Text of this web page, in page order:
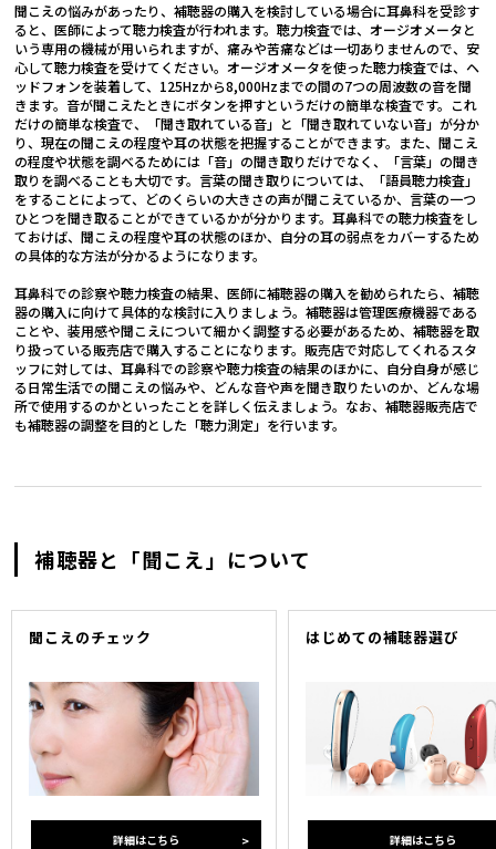
聞こえの悩みがあったり、補聴器の購入を検討している場合に耳鼻科を受診す
ると、医師によって聴力検査が行われます。聴力検査では、オージオメータと
いう専用の機械が用いられますが、痛みや苦痛などは一切ありませんので、安
心して聴力検査を受けてください。オージオメータを使った聴力検査では、ヘ
ッドフォンを装着して、125Hzから8,000Hzまでの間の7つの周波数の音を聞
きます。音が聞こえたときにボタンを押すというだけの簡単な検査です。これ
だけの簡単な検査で、「聞き取れている音」と「聞き取れていない音」が分か
り、現在の聞こえの程度や耳の状態を把握することができます。また、聞こえ
の程度や状態を調べるためには「音」の聞き取りだけでなく、「言葉」の聞き
取りを調べることも大切です。言葉の聞き取りについては、「語員聴力検査」
をすることによって、どのくらいの大きさの声が聞こえているか、言葉の一つ
ひとつを聞き取ることができているかが分かります。耳鼻科での聴力検査をし
ておけば、聞こえの程度や耳の状態のほか、自分の耳の弱点をカバーするため
の具体的な方法が分かるようになります。
耳鼻科での診察や聴力検査の結果、医師に補聴器の購入を勧められたら、補聴
器の購入に向けて具体的な検討に入りましょう。補聴器は管理医療機器である
ことや、装用感や聞こえについて細かく調整する必要があるため、補聴器を取
り扱っている販売店で購入することになります。販売店で対応してくれるスタ
ッフに対しては、耳鼻科での診察や聴力検査の結果のほかに、自分自身が感じ
る日常生活での聞こえの悩みや、どんな音や声を聞き取りたいのか、どんな場
所で使用するのかといったことを詳しく伝えましょう。なお、補聴器販売店で
も補聴器の調整を目的とした「聴力測定」を行います。
補聴器と「聞こえ」について
聞こえのチェック
詳細はこちら
はじめての補聴器選び
詳細はこちら